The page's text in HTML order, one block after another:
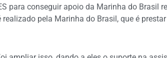
para conseguir apoio da Marinha do Brasil
realizado pela Marinha do Brasil, que é